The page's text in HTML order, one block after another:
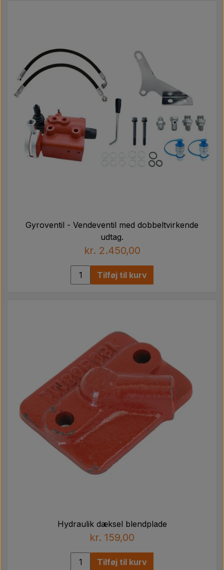
Gyroventil - Vendeventil med dobbeltvirkende
udtag.
kr. 2.450,00
Tilføj til kurv
Hydraulik dæksel blendplade
kr. 159,00
Tilføj til kurv